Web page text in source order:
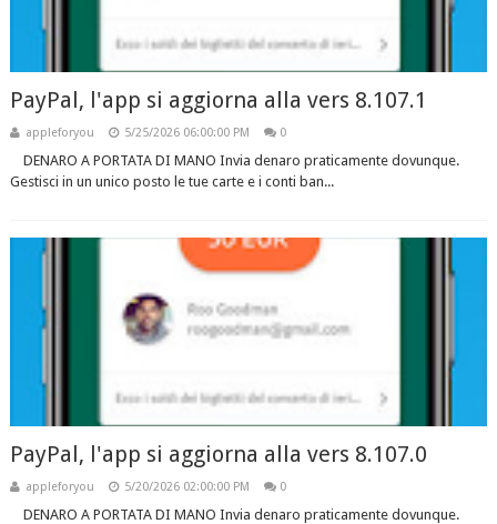
PayPal, l'app si aggiorna alla vers 8.107.1
appleforyou 5/25/2026 06:00:00 PM 0
DENARO A PORTATA DI MANO Invia denaro praticamente dovunque.
Gestisci in un unico posto le tue carte e i conti ban...
PayPal, l'app si aggiorna alla vers 8.107.0
appleforyou 5/20/2026 02:00:00 PM 0
DENARO A PORTATA DI MANO Invia denaro praticamente dovunque.